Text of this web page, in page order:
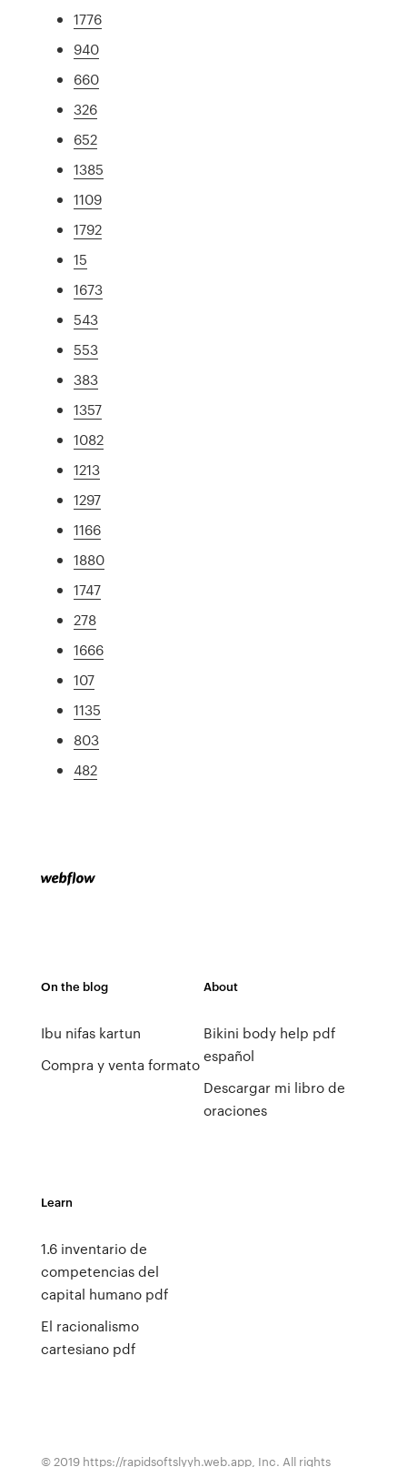
1776
940
660
326
652
1385
1109
1792
15
1673
543
553
383
1357
1082
1213
1297
1166
1880
1747
278
1666
107
1135
803
482
On the blog
Ibu nifas kartun
Compra y venta formato
About
Bikini body help pdf
español
Descargar mi libro de
oraciones
Learn
1.6 inventario de
competencias del
capital humano pdf
El racionalismo
cartesiano pdf
© 2019 https://rapidsoftslyyh.web.app, Inc. All rights